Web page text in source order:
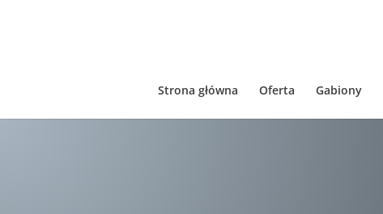
Strona główna Oferta Gabiony